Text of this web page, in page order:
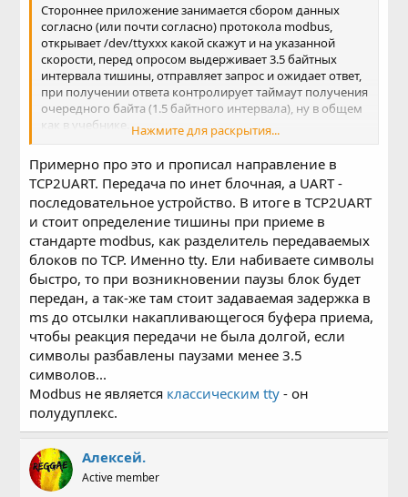
Стороннее приложение занимается сбором данных
согласно (или почти согласно) протокола modbus,
открывает /dev/ttyxxx какой скажут и на указанной
скорости, перед опросом выдерживает 3.5 байтных
интервала тишины, отправляет запрос и ожидает ответ,
при получении ответа контролирует таймаут получения
очередного байта (1.5 байтного интервала), ну в общем
как в учебнике.
Так вот хотелось получить код, установив который на
Нажмите для раскрытия...
Примерно про это и прописал направление в
TCP2UART. Передача по инет блочная, а UART -
последовательное устройство. В итоге в TCP2UART
и стоит определение тишины при приеме в
стандарте modbus, как разделитель передаваемых
блоков по TCP. Именно tty. Ели набиваете символы
быстро, то при возникновении паузы блок будет
передан, а так-же там стоит задаваемая задержка в
ms до отсылки накапливающегося буфера приема,
чтобы реакция передачи не была долгой, если
символы разбавлены паузами менее 3.5
символов...
Modbus не является классическим tty- он
полудуплекс.
Алексей.
Active member